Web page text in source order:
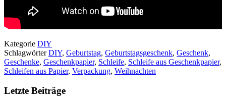
Kategorie DIY
SchlagwörterDIY, Geburtstag, Geburtstagsgeschenk, Geschenk,
Geschenke, Geschenkpapier, Schleife, Schleife aus Geschenkpapier,
Schleifen aus Papier, Verpackung, Weihnachten
Letzte Beiträge